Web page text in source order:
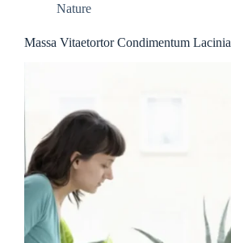
Nature
Massa Vitaetortor Condimentum Lacinia